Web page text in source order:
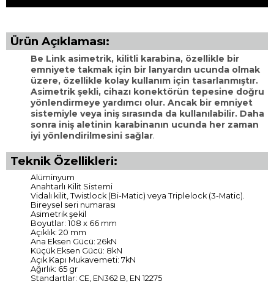
Ürün Açıklaması:
Be Link asimetrik, kilitli karabina, özellikle bir
emniyete takmak için bir lanyardın ucunda olmak
üzere, özellikle kolay kullanım için tasarlanmıştır.
Asimetrik şekli, cihazı konektörün tepesine doğru
yönlendirmeye yardımcı olur. Ancak bir emniyet
sistemiyle veya iniş sırasında da kullanılabilir. Daha
sonra iniş aletinin karabinanın ucunda her zaman
iyi yönlendirilmesini sağlar.
Teknik Özellikleri:
Alüminyum
Anahtarlı Kilit Sistemi
Vidalı kilit, Twistlock (Bi-Matic) veya Triplelock (3-Matic).
Bireysel seri numarası
Asimetrik şekil
Boyutlar: 108 x 66 mm
Açıklık: 20 mm
Ana Eksen Gücü: 26kN
Küçük Eksen Gücü: 8kN
Açık Kapı Mukavemeti: 7kN
Ağırlık: 65 gr
Standartlar: CE, EN362 B, EN 12275